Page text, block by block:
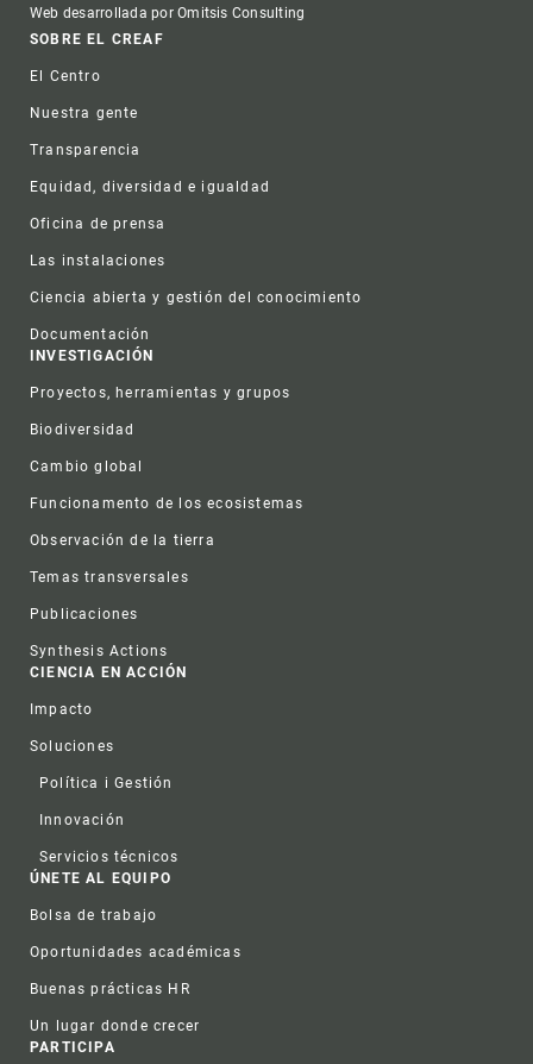
Web desarrollada por Omitsis Consulting
Footer
SOBRE EL CREAF
El Centro
Nuestra gente
Transparencia
Equidad, diversidad e igualdad
Oficina de prensa
Las instalaciones
Ciencia abierta y gestión del conocimiento
Documentación
INVESTIGACIÓN
Proyectos, herramientas y grupos
Biodiversidad
Cambio global
Funcionamento de los ecosistemas
Observación de la tierra
Temas transversales
Publicaciones
Synthesis Actions
CIENCIA EN ACCIÓN
Impacto
Soluciones
Política i Gestión
Innovación
Servicios técnicos
ÚNETE AL EQUIPO
Bolsa de trabajo
Oportunidades académicas
Buenas prácticas HR
Un lugar donde crecer
PARTICIPA